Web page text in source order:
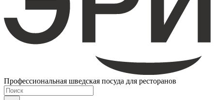
Профессиональная шведская посуда для ресторанов